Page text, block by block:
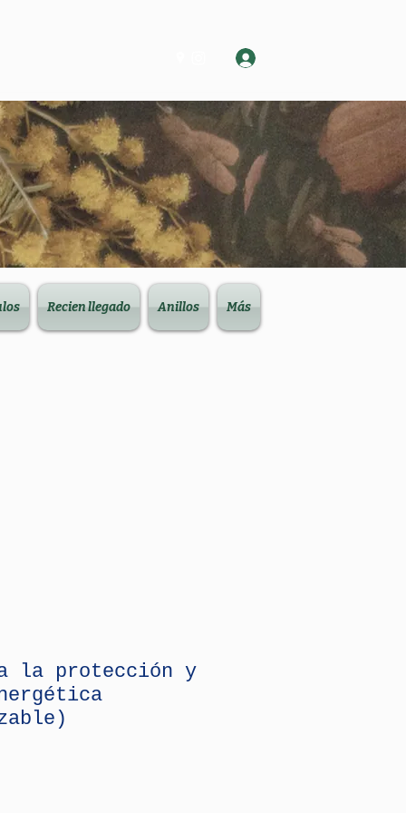
Recien llegado Anillos Más
la protección y